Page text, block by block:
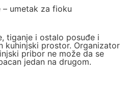
umetak za fioku
tiganje i ostalo posuđe i
kuhinjski prostor. Organizator
pribor ne može da se
jedan na drugom.